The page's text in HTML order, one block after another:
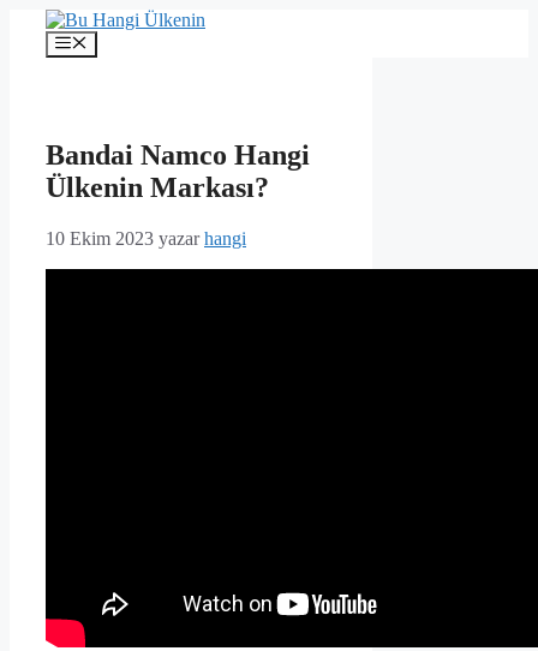
İçeriğe
Menü
Bandai Namco Hangi
Ülkenin Markası?
10 Ekim 2023 yazarhangi